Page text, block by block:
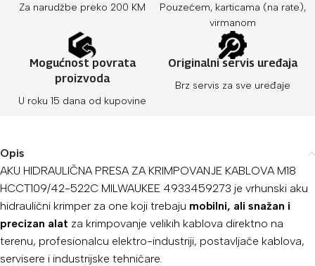
Za narudžbe preko 200 KM
Pouzećem, karticama (na rate),
virmanom
Mogućnost povrata
proizvoda
U roku 15 dana od kupovine
Originalni servis uređaja
Brz servis za sve uređaje
Opis
AKU HIDRAULIČNA PRESA ZA KRIMPOVANJE KABLOVA M18
HCCT109/42-522C MILWAUKEE 4933459273 je vrhunski aku
hidraulični krimper za one koji trebaju mobilni, ali snažan i
precizan alat za krimpovanje velikih kablova direktno na
terenu, profesionalcu elektro-industriji, postavljače kablova,
servisere i industrijske tehničare.